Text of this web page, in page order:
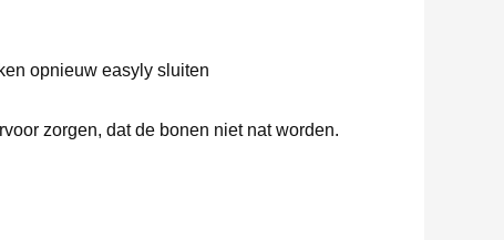
opnieuw easyly sluiten
zorgen, dat de bonen niet nat worden.